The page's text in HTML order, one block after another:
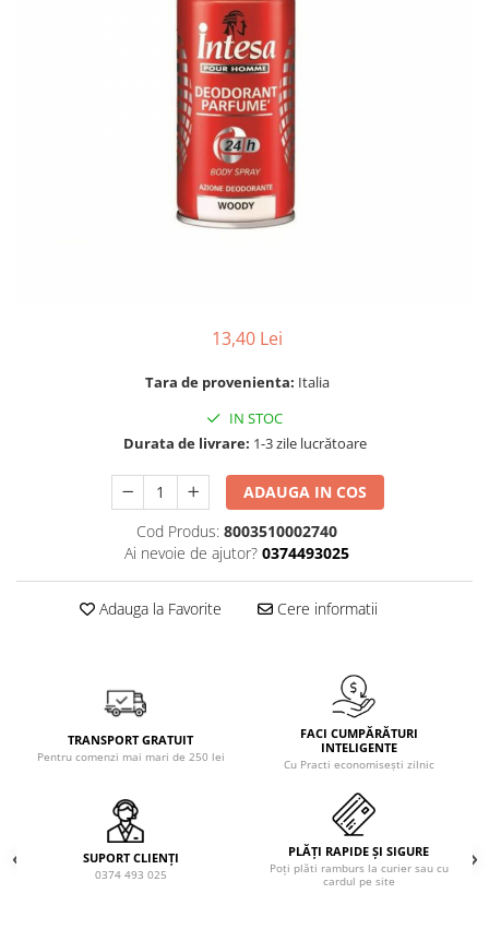
Echipamente de curăţenie
Folie aluminiu,folie alimentara
Solutie de indepartat rugina si
Produse pentru curatarea tenului
Tratament pentru par, conditioner
pentru par, masca de par
Vata demachianta
13,40 Lei
Tara de provenienta: Italia
IN STOC
Durata de livrare: 1-3 zile lucrătoare
ADAUGA IN COS
Cod Produs: 8003510002740
Ai nevoie de ajutor? 0374493025
Adauga la Favorite Cere informatii
TRANSPORT GRATUIT
Pentru comenzi mai mari de 250 lei
FACI CUMPĂRĂTURI
INTELIGENTE
Cu Practi economisești zilnic
SUPORT CLIENȚI
0374 493 025
PLĂȚI RAPIDE ȘI SIGURE
Poți plăti ramburs la curier sau cu
cardul pe site